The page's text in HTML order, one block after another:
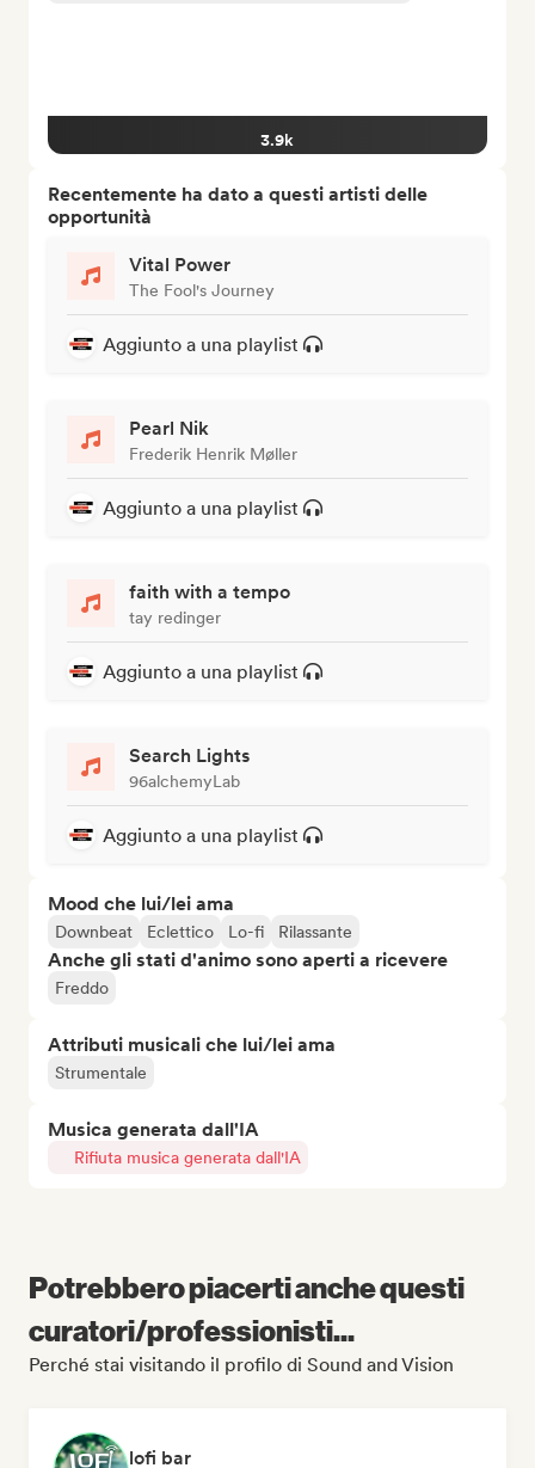
3.9k
Recentemente ha dato a questi artisti delle
opportunità
Vital Power
The Fool's Journey
Aggiunto a una playlist
Pearl Nik
Frederik Henrik Møller
Aggiunto a una playlist
faith with a tempo
tay redinger
Aggiunto a una playlist
Search Lights
96alchemyLab
Aggiunto a una playlist
Mood che lui/lei ama
Downbeat Eclettico Lo-fi Rilassante
Anche gli stati d'animo sono aperti a ricevere
Freddo
Attributi musicali che lui/lei ama
Strumentale
Musica generata dall'IA
Rifiuta musica generata dall'IA
Potrebbero piacerti anche questi
curatori/professionisti...
Perché stai visitando il profilo di Sound and Vision
lofi bar